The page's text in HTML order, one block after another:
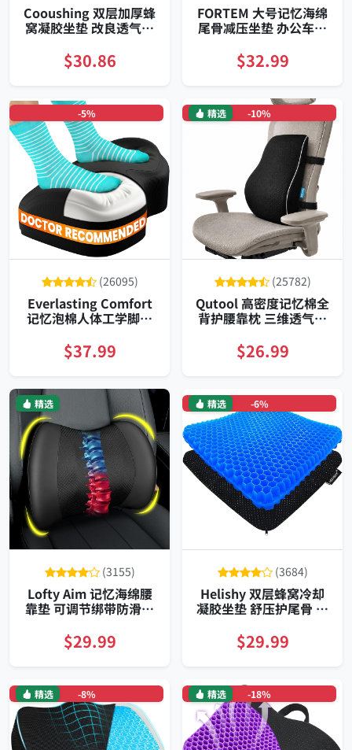
Cooushing 双层加厚蜂
窝凝胶坐垫 改良透气护
间坐姿专用
$30.86
FORTEM 大号记忆海绵
尾骨减压坐垫 办公车用
提
$32.99
-5%
(26095)
Everlasting Comfort
记忆泡棉人体工学脚垫
撑办公游戏适用
$37.99
-10%
精选
(25782)
Qutool 高密度记忆棉全
背护腰靠枕 三维透气网
载游戏椅姿势改善
$26.99
精选
(3155)
Lofty Aim 记忆海绵腰
靠垫 可调节绑带防滑网
车用办公通用
$29.99
-6%
精选
(3684)
Helishy 双层蜂窝冷却
凝胶坐垫 舒压护尾骨 透
$29.99
-8%
精选 -18%
精选